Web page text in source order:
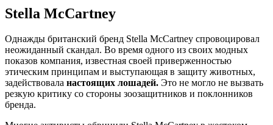
Stella McCartney
Однажды британский бренд Stella McCartney спровоцировал
неожиданный скандал. Во время одного из своих модных
показов компания, известная своей приверженностью
этическим принципам и выступающая в защиту животных,
задействовала настоящих лошадей. Это не могло не вызвать
резкую критику со стороны зоозащитников и поклонников
бренда.